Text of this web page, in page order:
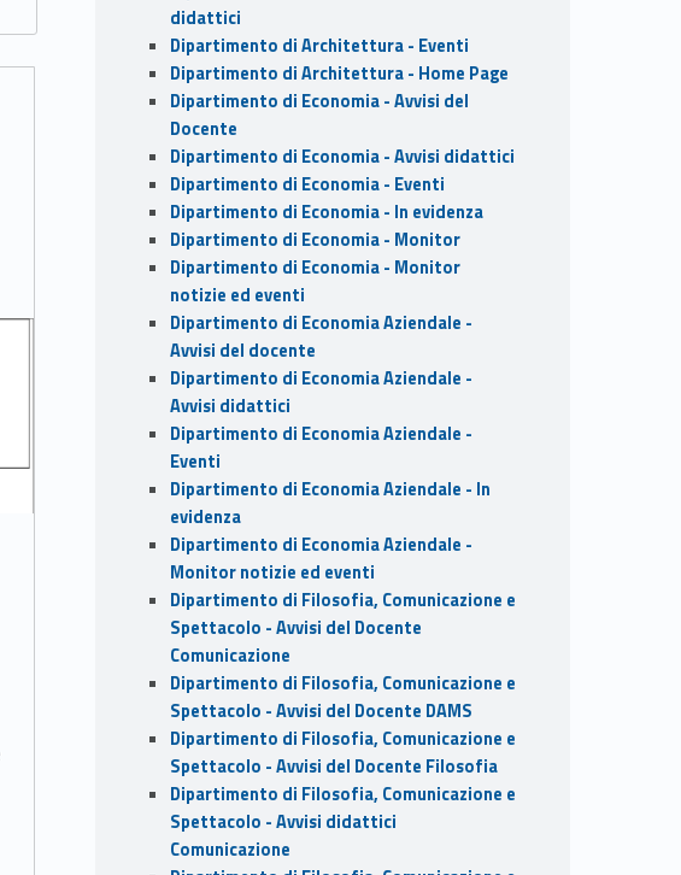
didattici
Dipartimento di Architettura - Eventi
Dipartimento di Architettura - Home Page
Dipartimento di Economia - Avvisi del
Docente
Dipartimento di Economia - Avvisi didattici
Dipartimento di Economia - Eventi
Dipartimento di Economia - In evidenza
Dipartimento di Economia - Monitor
Dipartimento di Economia - Monitor
notizie ed eventi
Dipartimento di Economia Aziendale -
Avvisi del docente
Dipartimento di Economia Aziendale -
Avvisi didattici
Dipartimento di Economia Aziendale -
Eventi
Dipartimento di Economia Aziendale - In
evidenza
Dipartimento di Economia Aziendale -
Monitor notizie ed eventi
Dipartimento di Filosofia, Comunicazione e
Spettacolo - Avvisi del Docente
Comunicazione
Dipartimento di Filosofia, Comunicazione e
Spettacolo - Avvisi del Docente DAMS
Dipartimento di Filosofia, Comunicazione e
Spettacolo - Avvisi del Docente Filosofia
Dipartimento di Filosofia, Comunicazione e
Spettacolo - Avvisi didattici
Comunicazione